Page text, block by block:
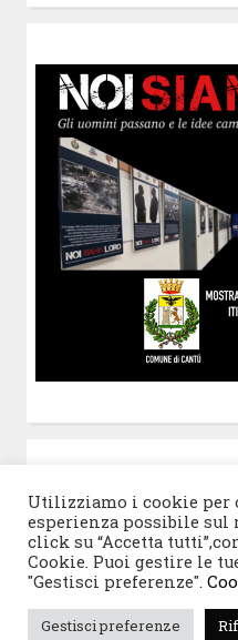
© 2026 Progetto San
Blogghiamo
Utilizziamo i cookie
esperienza possibile sul
click su “Accetta
Cookie. Puoi gestire le
"Gestisci preferenze".
Gestisci preferenze